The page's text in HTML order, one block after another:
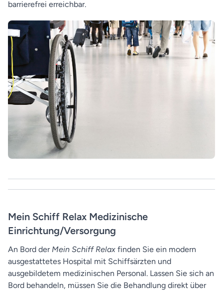
barrierefrei erreichbar.
Mein Schiff Relax Medizinische
Einrichtung/Versorgung
An Bord der Mein Schiff Relax finden Sie ein modern
ausgestattetes Hospital mit Schiffsärzten und
ausgebildetem medizinischen Personal. Lassen Sie sich an
Bord behandeln, müssen Sie die Behandlung direkt über